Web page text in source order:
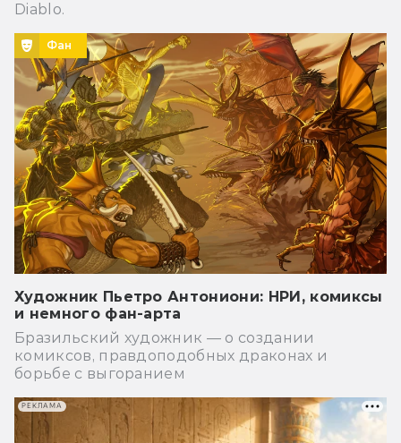
Diablo.
Фан
Художник Пьетро Антониони: НРИ, комиксы
и немного фан-арта
Бразильский художник — о создании
комиксов, правдоподобных драконах и
борьбе с выгоранием
РЕКЛАМА